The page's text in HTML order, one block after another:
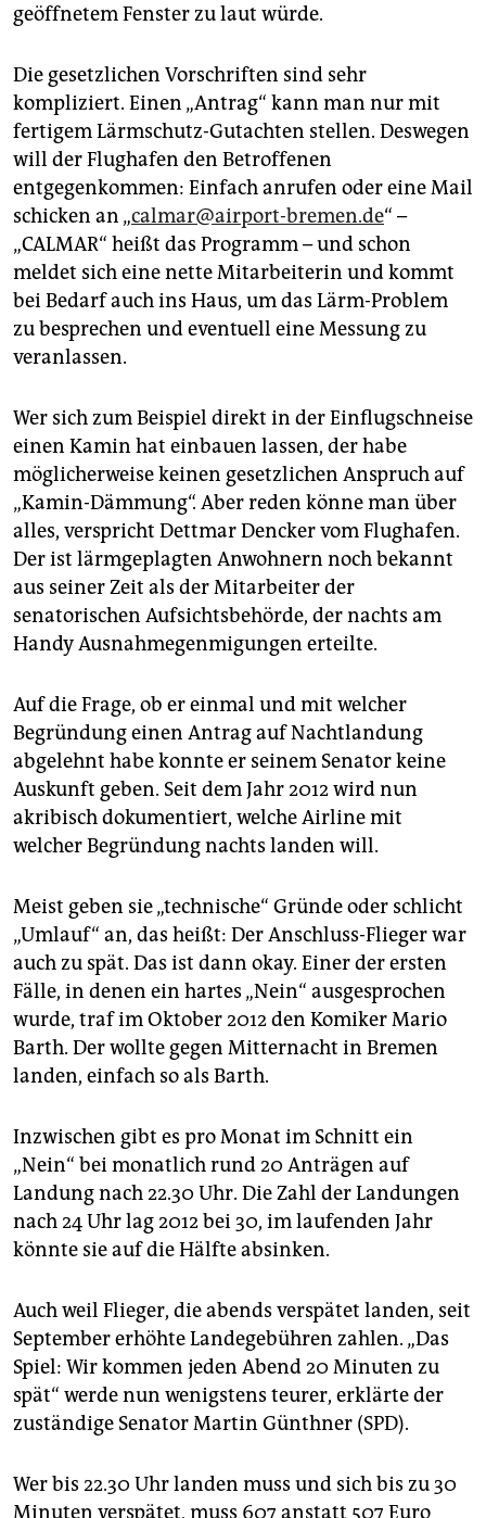
geöffnetem Fenster zu laut würde.
Die gesetzlichen Vorschriften sind sehr
kompliziert. Einen „Antrag“ kann man nur mit
fertigem Lärmschutz-Gutachten stellen. Deswegen
will der Flughafen den Betroffenen
entgegenkommen: Einfach anrufen oder eine Mail
schicken an „calmar@airport-bremen.de“ –
„CALMAR“ heißt das Programm – und schon
meldet sich eine nette Mitarbeiterin und kommt
bei Bedarf auch ins Haus, um das Lärm-Problem
zu besprechen und eventuell eine Messung zu
veranlassen.
Wer sich zum Beispiel direkt in der Einflugschneise
einen Kamin hat einbauen lassen, der habe
möglicherweise keinen gesetzlichen Anspruch auf
„Kamin-Dämmung“. Aber reden könne man über
alles, verspricht Dettmar Dencker vom Flughafen.
Der ist lärmgeplagten Anwohnern noch bekannt
aus seiner Zeit als der Mitarbeiter der
senatorischen Aufsichtsbehörde, der nachts am
Handy Ausnahmegenmigungen erteilte.
Auf die Frage, ob er einmal und mit welcher
Begründung einen Antrag auf Nachtlandung
abgelehnt habe konnte er seinem Senator keine
Auskunft geben. Seit dem Jahr 2012 wird nun
akribisch dokumentiert, welche Airline mit
welcher Begründung nachts landen will.
Meist geben sie „technische“ Gründe oder schlicht
„Umlauf“ an, das heißt: Der Anschluss-Flieger war
auch zu spät. Das ist dann okay. Einer der ersten
Fälle, in denen ein hartes „Nein“ ausgesprochen
wurde, traf im Oktober 2012 den Komiker Mario
Barth. Der wollte gegen Mitternacht in Bremen
landen, einfach so als Barth.
Inzwischen gibt es pro Monat im Schnitt ein
„Nein“ bei monatlich rund 20 Anträgen auf
Landung nach 22.30 Uhr. Die Zahl der Landungen
nach 24 Uhr lag 2012 bei 30, im laufenden Jahr
könnte sie auf die Hälfte absinken.
Auch weil Flieger, die abends verspätet landen, seit
September erhöhte Landegebühren zahlen. „Das
Spiel: Wir kommen jeden Abend 20 Minuten zu
spät“ werde nun wenigstens teurer, erklärte der
zuständige Senator Martin Günthner (SPD).
Wer bis 22.30 Uhr landen muss und sich bis zu 30
Minuten verspätet, muss 607 anstatt 507 Euro